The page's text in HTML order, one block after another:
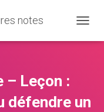
notes
U
F
– Leçon :
défendre un